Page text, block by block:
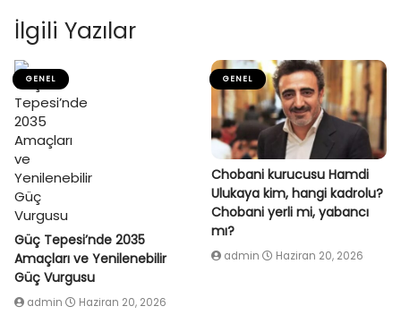
İlgili Yazılar
GENEL
Güç Tepesi’nde 2035
Amaçları ve Yenilenebilir
Güç Vurgusu
admin Haziran 20, 2026
GENEL
Chobani kurucusu Hamdi
Ulukaya kim, hangi kadrolu?
Chobani yerli mi, yabancı
mı?
admin Haziran 20, 2026